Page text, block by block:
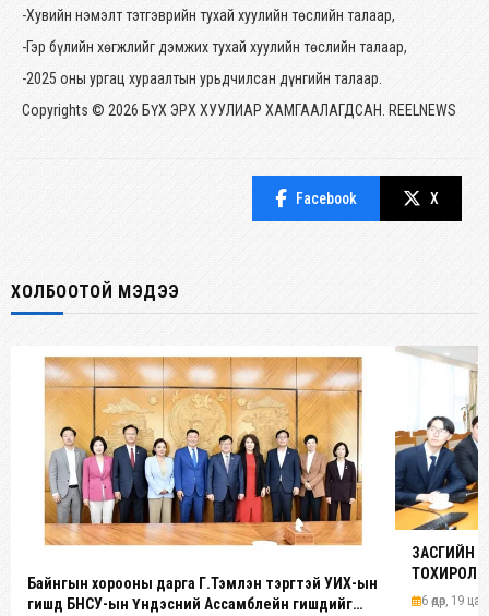
-Хувийн нэмэлт тэтгэврийн тухай хуулийн төслийн талаар,
-Гэр бүлийн хөгжлийг дэмжих тухай хуулийн төслийн талаар,
-2025 оны ургац хураалтын урьдчилсан дүнгийн талаар.
Copyrights © 2026 БҮХ ЭРХ ХУУЛИАР ХАМГААЛАГДСАН. REELNEWS
Facebook X
ХОЛБООТОЙ МЭДЭЭ
Байнгын хорооны дарга Г.Тэмүүлэн тэргүүтэй УИХ-ын
гишүүд БНСУ-ын Үндэсний Ассамблейн гишүүдийг
ЗАСГИЙН
6 өдөр, 19 цаг